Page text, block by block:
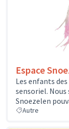
Espace
Les enfants
sensoriel.
Snoezelen
Autre